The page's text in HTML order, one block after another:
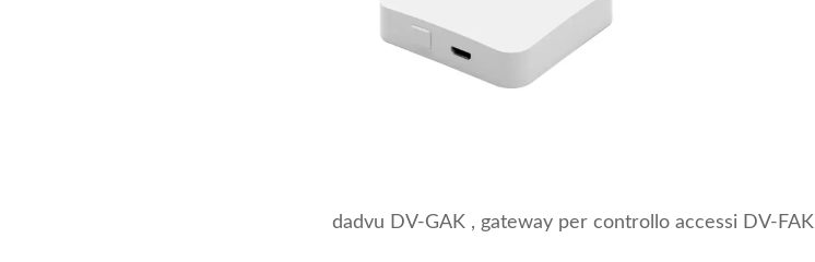
dadvu DV-GAK , gateway per controllo accessi DV-FAK